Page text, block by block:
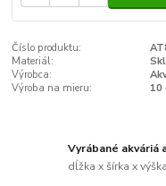
Číslo produktu:
Materiál:
Výrobca:
Výroba na mieru:
10
Vyrábané akváriá
dĺžka x šírka x